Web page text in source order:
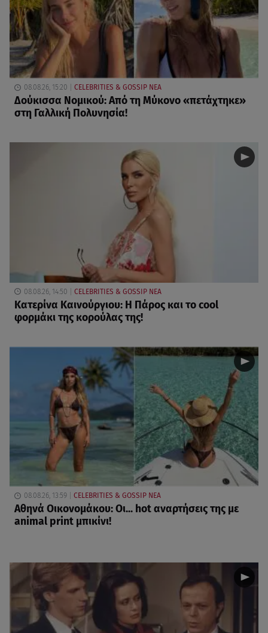
08.08.26, 15:20 CELEBRITIES & GOSSIP ΝΕΑ
Δούκισσα Νομικού: Από τη Μύκονο «πετάχτηκε»
στη Γαλλική Πολυνησία!
08.08.26, 14:50 CELEBRITIES & GOSSIP ΝΕΑ
Κατερίνα Καινούργιου: Η Πάρος και το cool
φορμάκι της κορούλας της!
08.08.26, 13:59 CELEBRITIES & GOSSIP ΝΕΑ
Αθηνά Οικονομάκου: Οι... hot αναρτήσεις της με
animal print μπικίνι!